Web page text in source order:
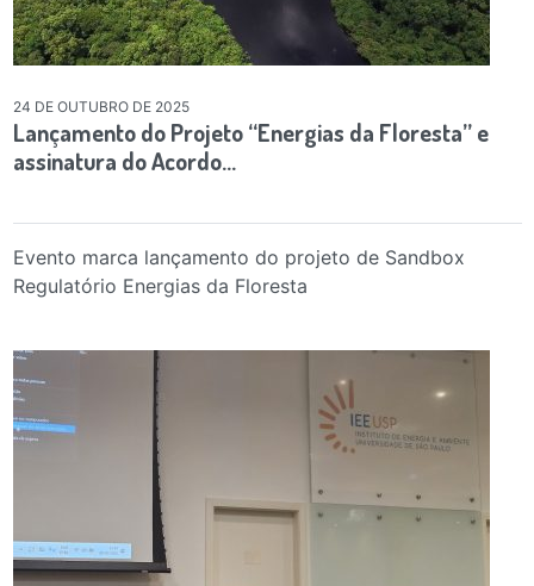
24 DE OUTUBRO DE 2025
Lançamento do Projeto “Energias da Floresta” e
assinatura do Acordo…
Evento marca lançamento do projeto de Sandbox
Regulatório Energias da Floresta